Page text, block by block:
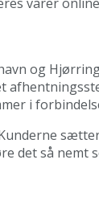
og
i
så nemt